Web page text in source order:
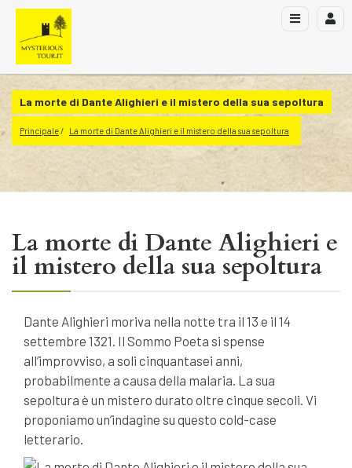
La morte di Dante Alighieri e il mistero della sua sepoltura
Principale La morte di Dante Alighieri e il mistero della sua sepoltura
La morte di Dante Alighieri e
il mistero della sua sepoltura
Dante Alighieri moriva nella notte tra il 13 e il 14
settembre 1321. Il Sommo Poeta si spense
all’improvviso, a soli cinquantasei anni,
probabilmente a causa della malaria. La sua
sepoltura è un mistero durato oltre cinque secoli. Vi
proponiamo un’indagine su questo cold-case
letterario.